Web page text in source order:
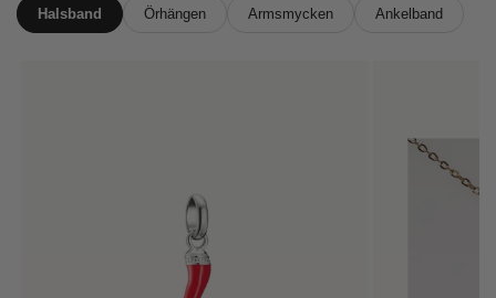
Halsband Örhängen Armsmycken Ankelband